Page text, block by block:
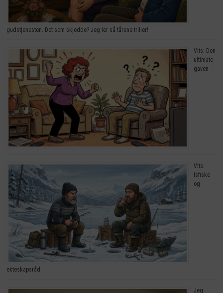
gudstjenesten. Det som skjedde? Jeg ler så tårene triller!
Vits: Den
ultimate
gaven
Vits:
Isfiske
og
ekteskapsråd
Jeg